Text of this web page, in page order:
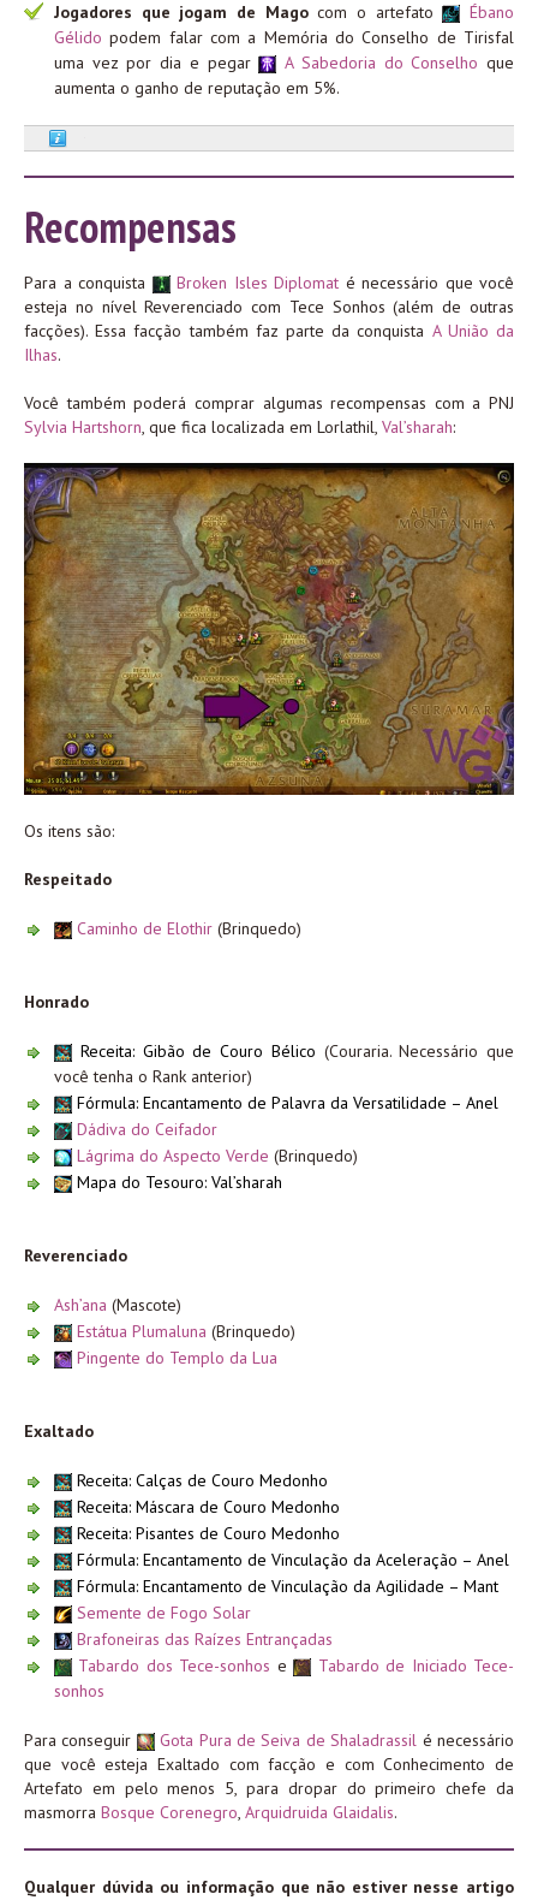
Jogadores que jogam de Magocom o artefato
Ébano
Gélido podem falar com a Memória do Conselho de Tirisfal
uma vez por dia e pegar
A Sabedoria do Conselho que
aumenta o ganho de reputação em 5%.
Recompensas
Para a conquista Broken Isles Diplomat é necessário que você
esteja no nível Reverenciado com Tece Sonhos (além de outras
facções). Essa facção também faz parte da conquista A União da
Ilhas.
Você também poderá comprar algumas recompensas com a PNJ
Sylvia Hartshorn, que fica localizada em Lorlathil, Val’sharah:
Os itens são:
Respeitado
Caminho de Elothir (Brinquedo)
Honrado
Receita: Gibão de Couro Bélico (Couraria. Necessário que
você tenha o Rank anterior)
Fórmula: Encantamento de Palavra da Versatilidade – Anel
Dádiva do Ceifador
Lágrima do Aspecto Verde (Brinquedo)
Mapa do Tesouro: Val’sharah
Reverenciado
Ash’ana (Mascote)
Estátua Plumaluna (Brinquedo)
Pingente do Templo da Lua
Exaltado
Receita: Calças de Couro Medonho
Receita: Máscara de Couro Medonho
Receita: Pisantes de Couro Medonho
Fórmula: Encantamento de Vinculação da Aceleração – Anel
Fórmula: Encantamento de Vinculação da Agilidade – Mant
Semente de Fogo Solar
Brafoneiras das Raízes Entrançadas
Tabardo dos Tece-sonhos e
Tabardo de Iniciado Tece-
sonhos
Para conseguir Gota Pura de Seiva de Shaladrassil é necessário
que você esteja Exaltado com facção e com Conhecimento de
Artefato em pelo menos 5, para dropar do primeiro chefe da
masmorra Bosque Corenegro, Arquidruida Glaidalis.
Qualquer dúvida ou informação que não estiver nesse artigo